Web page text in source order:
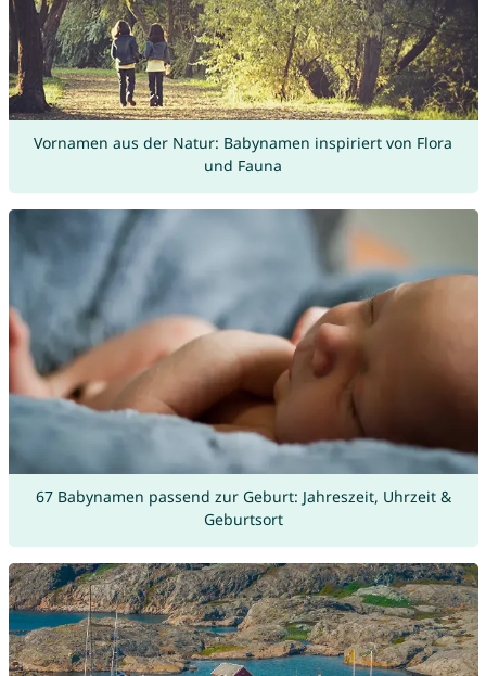
Vornamen aus der Natur: Babynamen inspiriert von Flora
und Fauna
67 Babynamen passend zur Geburt: Jahreszeit, Uhrzeit &
Geburtsort